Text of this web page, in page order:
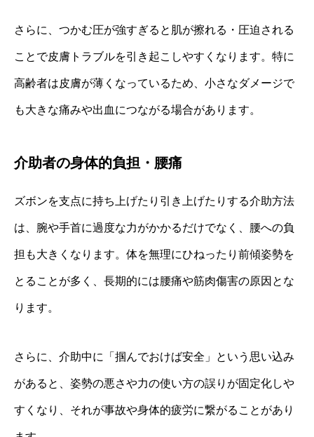
さらに、つかむ圧が強すぎると肌が擦れる・圧迫される
ことで皮膚トラブルを引き起こしやすくなります。特に
高齢者は皮膚が薄くなっているため、小さなダメージで
も大きな痛みや出血につながる場合があります。
介助者の身体的負担・腰痛
ズボンを支点に持ち上げたり引き上げたりする介助方法
は、腕や手首に過度な力がかかるだけでなく、腰への負
担も大きくなります。体を無理にひねったり前傾姿勢を
とることが多く、長期的には腰痛や筋肉傷害の原因とな
ります。
さらに、介助中に「掴んでおけば安全」という思い込み
があると、姿勢の悪さや力の使い方の誤りが固定化しや
すくなり、それが事故や身体的疲労に繋がることがあり